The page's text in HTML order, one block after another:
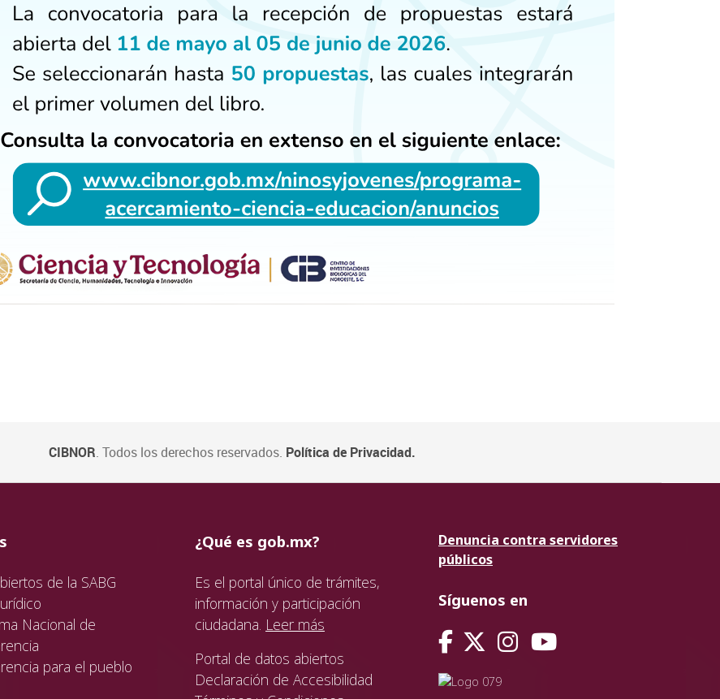
CIBNOR. Todos los derechos reservados. Política de Privacidad.
de la SABG
Nacional de
para el pueblo
¿Qué es gob.mx?
Es el portal único de trámites,
información y participación
ciudadana. Leer más
Portal de datos abiertos
Declaración de Accesibilidad
Denuncia contra servidores
públicos
Síguenos en